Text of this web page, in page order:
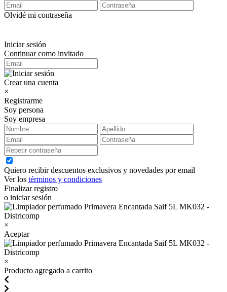
Olvidé mi contraseña
Iniciar sesión
Continuar como invitado
Crear una cuenta
×
Registrarme
Soy persona
Soy empresa
Quiero recibir descuentos exclusivos y novedades por email
Ver los términos y condiciones
Finalizar registro
o iniciar sesión
×
Aceptar
×
Producto agregado a carrito